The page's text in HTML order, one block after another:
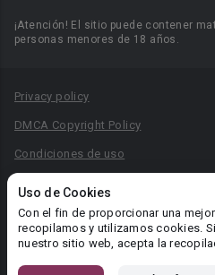
Uso de Cookies
Con el fin de proporcionar una
recopilamos y utilizamos cookies.
nuestro sitio web, acepta la
¡Atención! El sitio puede contener
personas menores de 18 años.
Privacy policy
DMCA Copyright Policy
Condiciones de uso
Reglas para la publicación de libros
Área RR.PP.: pr@booknet.com